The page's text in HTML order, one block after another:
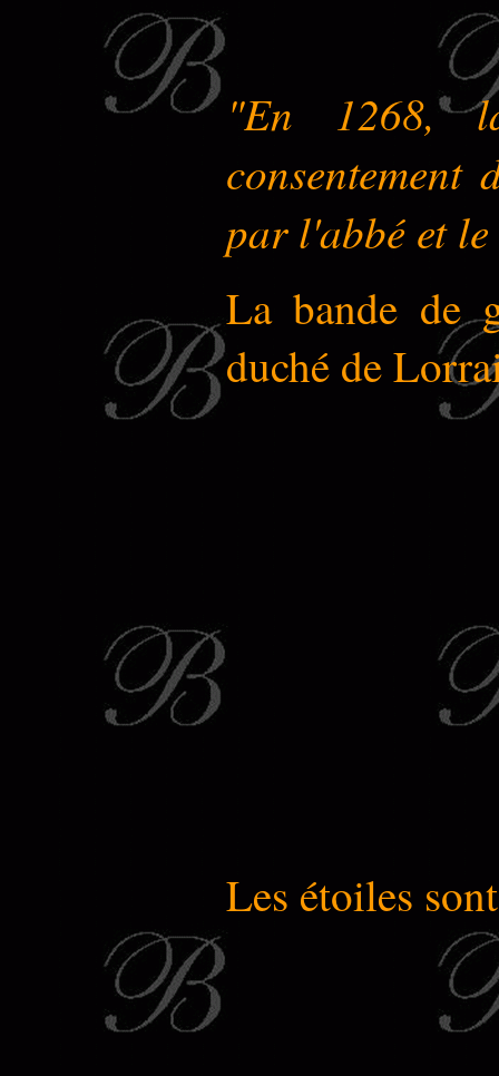
"En 1268,
par l'abbé et
La bande de
duché de
Les étoiles